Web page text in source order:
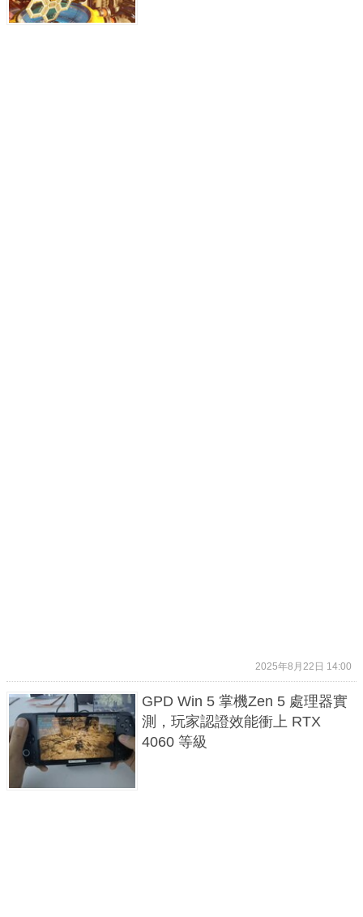
2025年8月22日 14:00
GPD Win 5 掌機Zen 5 處理器實
測，玩家認證效能衝上 RTX
4060 等級